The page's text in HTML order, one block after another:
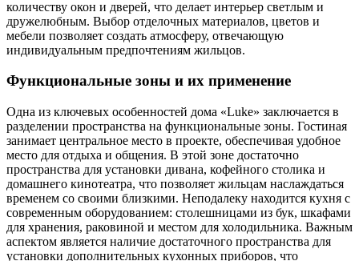
количеству окон и дверей, что делает интерьер светлым и
дружелюбным. Выбор отделочных материалов, цветов и
мебели позволяет создать атмосферу, отвечающую
индивидуальным предпочтениям жильцов.
Функциональные зоны и их применение
Одна из ключевых особенностей дома «Luke» заключается в
разделении пространства на функциональные зоны. Гостиная
занимает центральное место в проекте, обеспечивая удобное
место для отдыха и общения. В этой зоне достаточно
пространства для установки дивана, кофейного столика и
домашнего кинотеатра, что позволяет жильцам наслаждаться
временем со своими близкими. Неподалеку находится кухня с
современным оборудованием: столешницами из бук, шкафами
для хранения, раковиной и местом для холодильника. Важным
аспектом является наличие достаточного пространства для
установки дополнительных кухонных приборов, что